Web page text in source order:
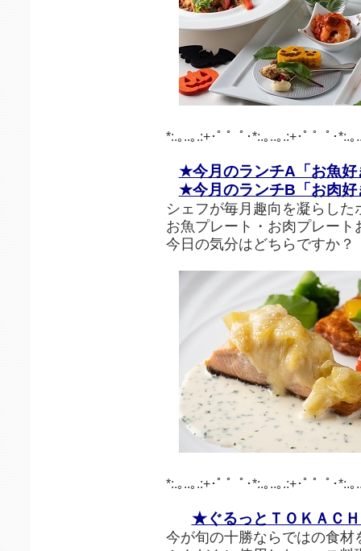
*:.｡..｡.:+･ﾟ ゜ﾟ･*:.｡..｡.:+･ﾟ ゜ﾟ･*:.｡
★今月のランチA「お魚
★今月のランチB「お肉
シェフが毎月趣向を凝らし
お魚プレート・お肉プレー
今日の気分はどちらですか？
*:.｡..｡.:+･ﾟ ゜ﾟ･*:.｡..｡.:+･ﾟ ゜ﾟ･*:.｡
★ぐるっとＴＯＫＡＣ
今が旬の十勝ならではの食材